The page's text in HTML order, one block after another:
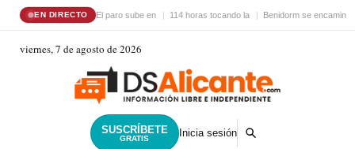
EN DIRECTO El paro sube en 114 horas tocando la Benidorm se encamina
viernes, 7 de agosto de 2026
SUSCRÍBETE
GRATIS Inicia sesión